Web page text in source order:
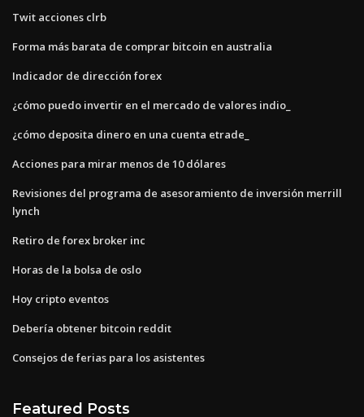
Twit acciones clrb
Forma más barata de comprar bitcoin en australia
Indicador de dirección forex
¿cómo puedo invertir en el mercado de valores indio_
¿cómo deposita dinero en una cuenta etrade_
Acciones para mirar menos de 10 dólares
Revisiones del programa de asesoramiento de inversión merrill
lynch
Retiro de forex broker inc
Horas de la bolsa de oslo
Hoy cripto eventos
Debería obtener bitcoin reddit
Consejos de ferias para los asistentes
Featured Posts